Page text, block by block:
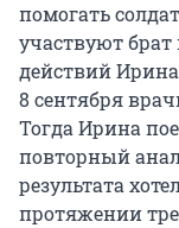
помогать
участвуют брат
действий
8 сентября
Тогда Ирина
повторный
результата
протяжении